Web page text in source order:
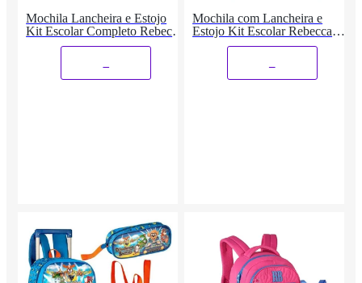
Mochila Lancheira e Estojo
Kit Escolar Completo Rebecca
Bonbon
Mochila com Lancheira e
Estojo Kit Escolar Rebecca
Bonbon